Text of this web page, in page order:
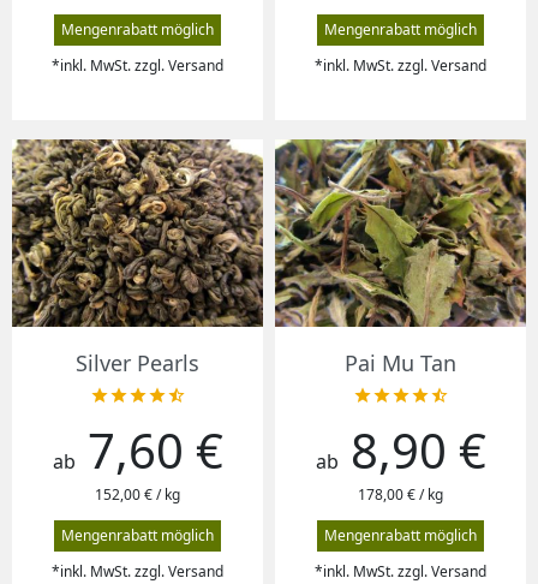
Mengenrabatt möglich
*inkl. MwSt. zzgl. Versand
Mengenrabatt möglich
*inkl. MwSt. zzgl. Versand
Silver Pearls

Preis
ab 7,60 €
152,00 € / kg
Mengenrabatt möglich
*inkl. MwSt. zzgl. Versand
Pai Mu Tan

Preis
ab 8,90 €
178,00 € / kg
Mengenrabatt möglich
*inkl. MwSt. zzgl. Versand